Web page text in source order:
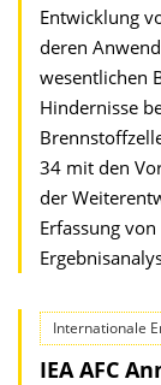
Entwicklung
deren
wesentlichen
Hindernisse
34 mit den
der
Erfassung
Internationale
IEA AFC